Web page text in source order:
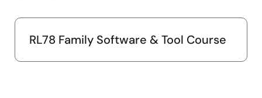
ツールニュース－リリース
RL78 Family Software & Tool Course